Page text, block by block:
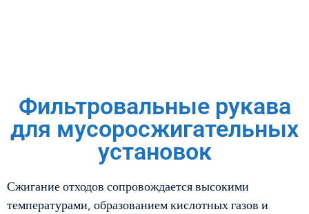
Фильтровальные рукава
для мусоросжигательных
установок
Сжигание отходов сопровождается высокими
температурами, образованием кислотных газов и